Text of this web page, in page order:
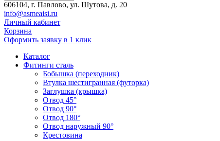
606104, г. Павлово, ул. Шутова, д. 20
info@asmeaisi.ru
Личный кабинет
Корзина
Оформить заявку в 1 клик
Каталог
Фитинги сталь
Бобышка (переходник)
Втулка шестигранная (футорка)
Заглушка (крышка)
Отвод 45°
Отвод 90°
Отвод 180°
Отвод наружный 90°
Крестовина